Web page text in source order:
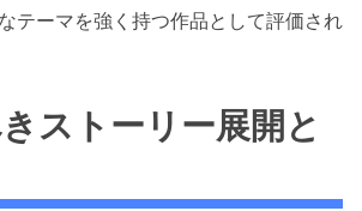
テーマを強く持つ作品として評価され
ストーリー展開と